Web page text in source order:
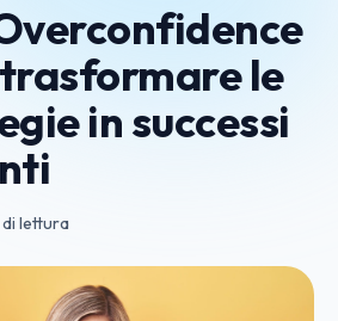
le
in successi
lettura